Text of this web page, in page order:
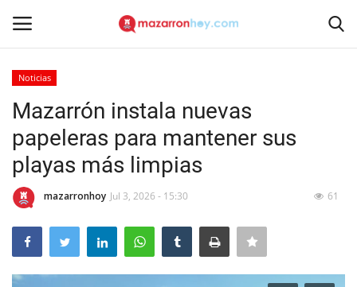
Inicio
Contacto
Noticias
Noticias
Mazarrón instala nuevas
papeleras para mantener sus
playas más limpias
mazarronhoy Jul 3, 2026 - 15:30 61